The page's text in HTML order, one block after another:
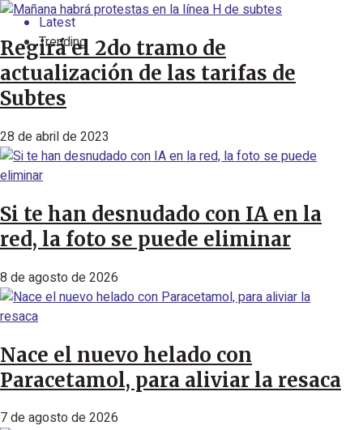
Latest
Trending
Regirá el 2do tramo de
actualización de las tarifas de
Subtes
28 de abril de 2023
Si te han desnudado con IA en la
red, la foto se puede eliminar
8 de agosto de 2026
Nace el nuevo helado con
Paracetamol, para aliviar la resaca
7 de agosto de 2026